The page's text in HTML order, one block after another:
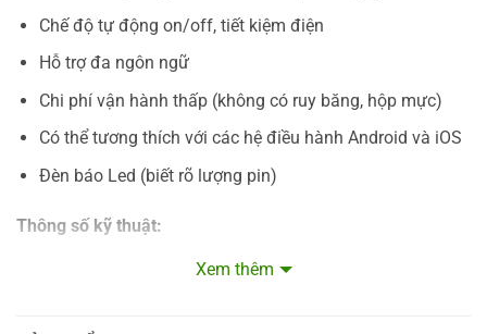
Chế độ tự động on/off, tiết kiệm điện
Hỗ trợ đa ngôn ngữ
Chi phí vận hành thấp (không có ruy băng, hộp mực)
Có thể tương thích với các hệ điều hành Android và iOS
Đèn báo Led (biết rõ lượng pin)
Thông số kỹ thuật:
Xem thêm